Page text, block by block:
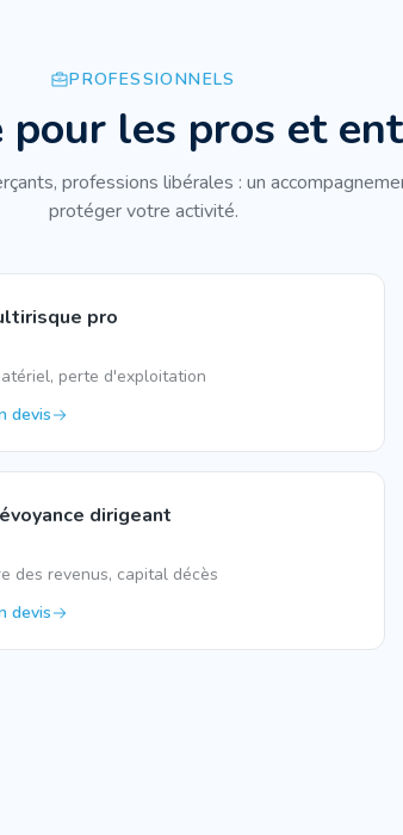
PROFESSIONNELS
les pros et
professions libérales : un
protéger votre activité.
pro
perte d'exploitation
devis
dirigeant
des revenus, capital décès
devis